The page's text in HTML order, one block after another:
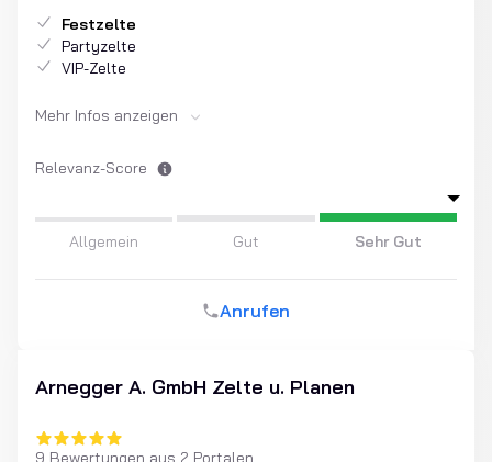
Festzelte
Partyzelte
VIP-Zelte
Mehr Infos anzeigen
Relevanz-Score
Allgemein Gut Sehr Gut
Anrufen
Arnegger A. GmbH Zelte u. Planen
9 Bewertungen aus 2 Portalen